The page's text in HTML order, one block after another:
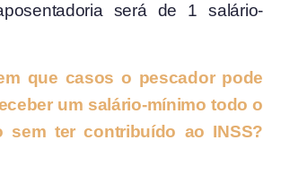
será de 1 salário-
que casos o pescador pode
um salário-mínimo todo o
sem ter contribuído ao INSS?